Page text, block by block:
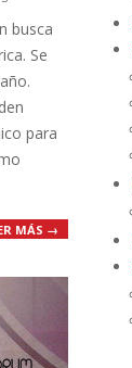
busca
Se
para
MÁS →